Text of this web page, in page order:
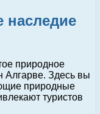
наследие
природное
Алгарве. Здесь вы
природные
туристов